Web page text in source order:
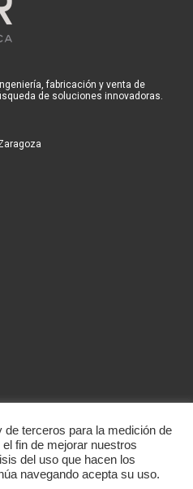
fabricación y venta de
de soluciones innovadoras.
terceros para la medición de
fin de mejorar nuestros
del uso que hacen los
navegando acepta su uso.